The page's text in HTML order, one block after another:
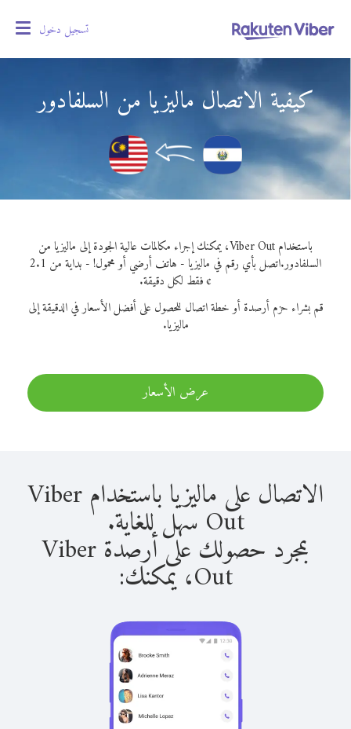
تسجيل دخول
كيفية الاتصال ماليزيا من السلفادور
باستخدام Viber Out، يمكنك إجراء مكالمات عالية الجودة إلى ماليزيا من
السلفادور.
اتصل بأي رقم في ماليزيا - هاتف أرضي أو محمول! - بداية من 2.1
¢ فقط لكل دقيقة.
قم بشراء حزم أرصدة أو خطة اتصال للحصول على أفضل الأسعار في الدقيقة إلى
ماليزيا.
عرض الأسعار
الاتصال على ماليزيا باستخدام Viber
Out سهل للغاية.
بمجرد حصولك على أرصدة Viber
Out، يمكنك: